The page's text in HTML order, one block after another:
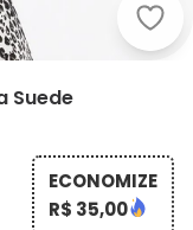
Suede
ECONOMIZE
R$ 35,00